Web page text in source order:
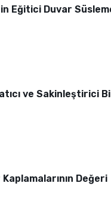
Eğitici Duvar
ve Sakinleştirici
Değeri